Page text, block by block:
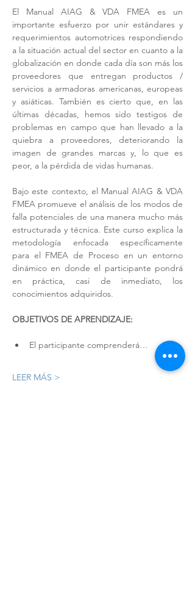
El Manual AIAG & VDA FMEA es un
importante esfuerzo por unir estándares y
requerimientos automotrices respondiendo
a la situación actual del sector en cuanto a la
globalización en donde cada día son más los
proveedores que entregan productos /
servicios a armadoras americanas, europeas
y asiáticas. También es cierto que, en las
últimas décadas, hemos sido testigos de
problemas en campo que han llevado a la
quiebra a proveedores, deteriorando la
imagen de grandes marcas y, lo que es
peor, a la pérdida de vidas humanas.
Bajo este contexto, el Manual AIAG & VDA
FMEA promueve el análisis de los modos de
falla potenciales de una manera mucho más
estructurada y técnica. Este curso explica la
metodología enfocada específicamente
para el FMEA de Proceso en un entorno
dinámico en donde el participante pondrá
en práctica, casi de inmediato, los
conocimientos adquiridos.
OBJETIVOS DE APRENDIZAJE:
El participante comprenderá…
LEER MÁS >